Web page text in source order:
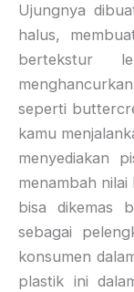
Ujungnya
halus,
bertekstur
seperti
kamu
menyediakan
menambah
bisa dikemas
sebagai
konsumen
plastik ini